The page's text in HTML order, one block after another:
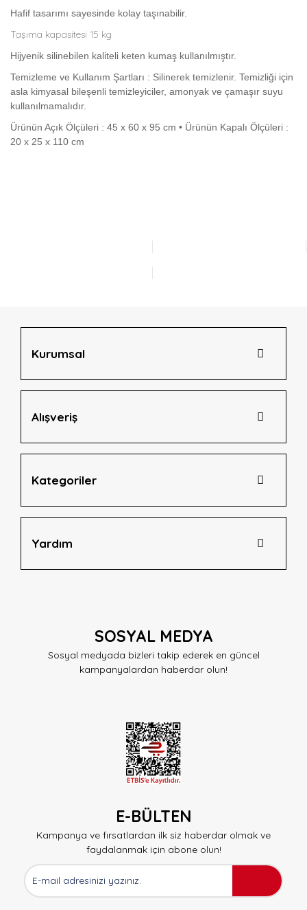
Hafif tasarımı sayesinde kolay taşınabilir.
Taşıma kapasitesi 15 kg
Hijyenik silinebilen kaliteli keten kumaş kullanılmıştır.
Temizleme ve Kullanım Şartları : Silinerek temizlenir. Temizliği için
asla kimyasal bileşenli temizleyiciler, amonyak ve çamaşır suyu
kullanılmamalıdır.
Ürünün Açık Ölçüleri : 45 x 60 x 95 cm • Ürünün Kapalı Ölçüleri :
20 x 25 x 110 cm
Ürün açıklamasında eksik bilgiler bulunuyor.
Kurumsal
Alışveriş
Kategoriler
Yardım
SOSYAL MEDYA
Sosyal medyada bizleri takip ederek en güncel
kampanyalardan haberdar olun!
E-BÜLTEN
Kampanya ve fırsatlardan ilk siz haberdar olmak ve
faydalanmak için abone olun!